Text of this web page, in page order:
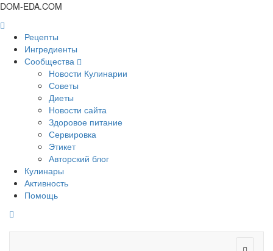
DOM-EDA.COM
Рецепты
Ингредиенты
Сообщества
Новости Кулинарии
Советы
Диеты
Новости сайта
Здоровое питание
Сервировка
Этикет
Авторский блог
Кулинары
Активность
Помощь